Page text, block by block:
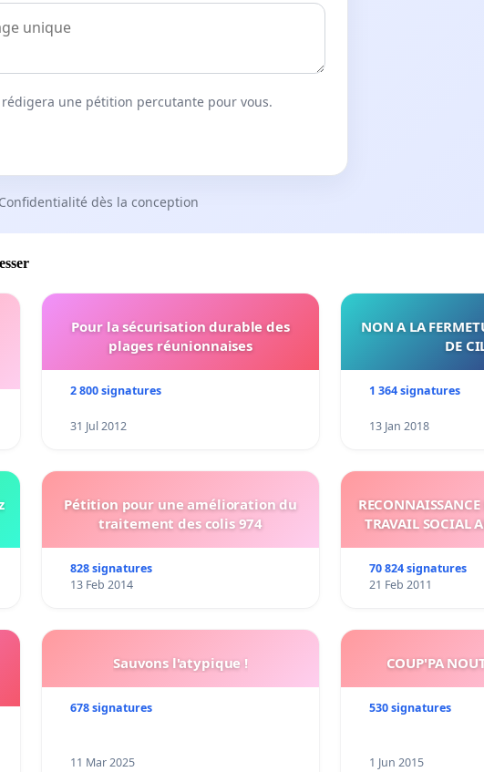
rédigera une pétition percutante pour vous.
Confidentialité dès la conception
Pour la sécurisation durable des
plages réunionnaises
2 800 signatures
31 Jul 2012
NON A LA
DE
1 364 signatures
13 Jan 2018
Pétition pour une amélioration du
traitement des colis 974
828 signatures
13 Feb 2014
TRAVAIL SOCIAL
70 824 signatures
21 Feb 2011
Sauvons l'atypique !
678 signatures
11 Mar 2025
COUP'PA
530 signatures
1 Jun 2015